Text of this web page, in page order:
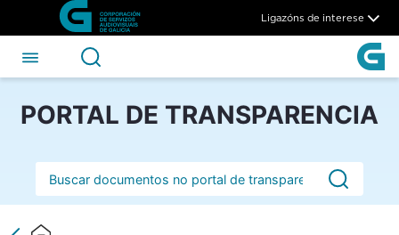
Skip to Main Content
Actividade contractual -
Ligazóns de interese
PORTAL DE TRANSPARENCIA
Barra de busca